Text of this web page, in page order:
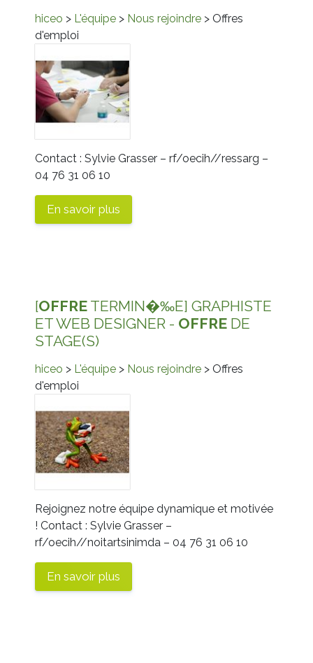
hiceo > L'équipe > Nous rejoindre > Offres
d'emploi
Contact : Sylvie Grasser – rf/oecih//ressarg –
04 76 31 06 10
En savoir plus
[OFFRE TERMIN�‰E] GRAPHISTE
ET WEB DESIGNER - OFFRE DE
STAGE(S)
hiceo > L'équipe > Nous rejoindre > Offres
d'emploi
Rejoignez notre équipe dynamique et motivée
! Contact : Sylvie Grasser –
rf/oecih//noitartsinimda – 04 76 31 06 10
En savoir plus